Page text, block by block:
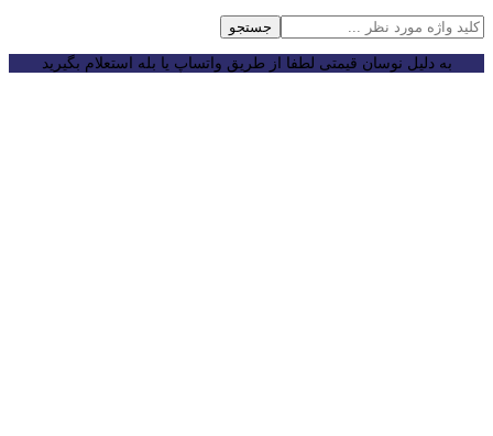
جستجو
به دلیل نوسان قیمتی لطفا از طریق واتساپ یا بله استعلام بگیرید